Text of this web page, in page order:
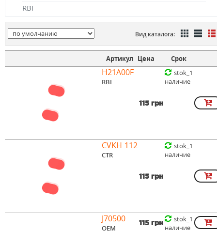
RBI
Вид каталога:
Артикул Цена Срок
H21A00F
RBI
115 грн
stok_1
наличие
CVKH-112
CTR
115 грн
stok_1
наличие
J70500
OEM
115 грн
stok_1
наличие